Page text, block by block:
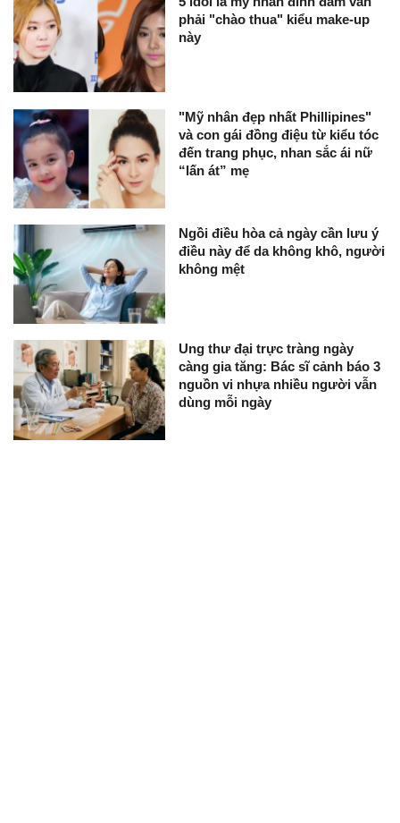
phải "chào thua" kiểu make-up
này
"Mỹ nhân đẹp nhất Phillipines"
và con gái đồng điệu từ kiểu tóc
đến trang phục, nhan sắc ái nữ
“lấn át” mẹ
Ngồi điều hòa cả ngày cần lưu ý
điều này để da không khô, người
không mệt
Ung thư đại trực tràng ngày
càng gia tăng: Bác sĩ cảnh báo 3
nguồn vi nhựa nhiều người vẫn
dùng mỗi ngày